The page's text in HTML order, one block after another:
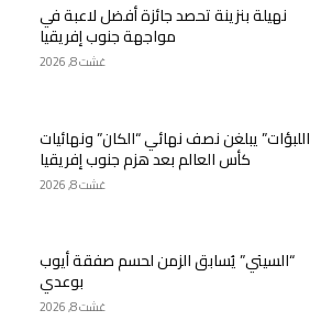
نهيلة بنزينة تحصد جائزة أفضل لاعبة في
مواجهة جنوب إفريقيا
غشت 8, 2026
اللبؤات” يبلغن نصف نهائي “الكان” ونهائيات
كأس العالم بعد هزم جنوب إفريقيا
غشت 8, 2026
“السيتي” يُسابق الزمن لحسم صفقة أيوب
بوعدي
غشت 8, 2026